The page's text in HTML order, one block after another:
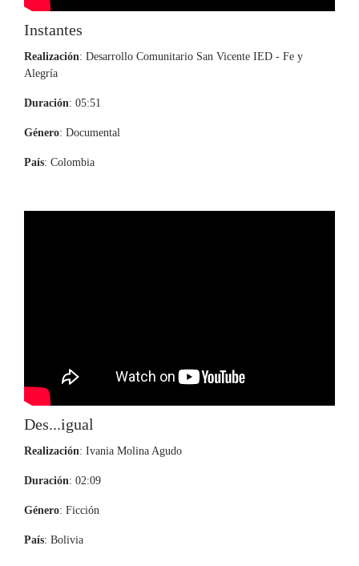
Instantes
Realización: Desarrollo Comunitario San Vicente IED - Fe y
Alegría
Duración: 05:51
Género: Documental
País: Colombia
Des...igual
Realización: Ivania Molina Agudo
Duración: 02:09
Género: Ficción
País: Bolivia